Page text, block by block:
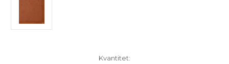
Kvantitet: